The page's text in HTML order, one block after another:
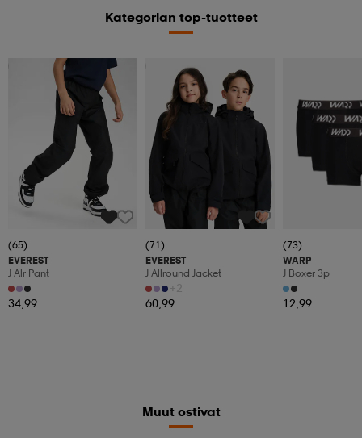
Kategorian top-tuotteet
Kampanja -25%
(65)
EVEREST
J Alr Pant
34,99
Kampanja -25%
(71)
EVEREST
J Allround Jacket
+2
60,99
(73)
WARP
J Boxer 3p
12,99
Muut ostivat